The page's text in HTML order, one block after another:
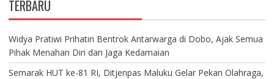
TERBARU
Widya Pratiwi Prihatin Bentrok Antarwarga di Dobo, Ajak Semua
Pihak Menahan Diri dan Jaga Kedamaian
Semarak HUT ke-81 RI, Ditjenpas Maluku Gelar Pekan Olahraga,